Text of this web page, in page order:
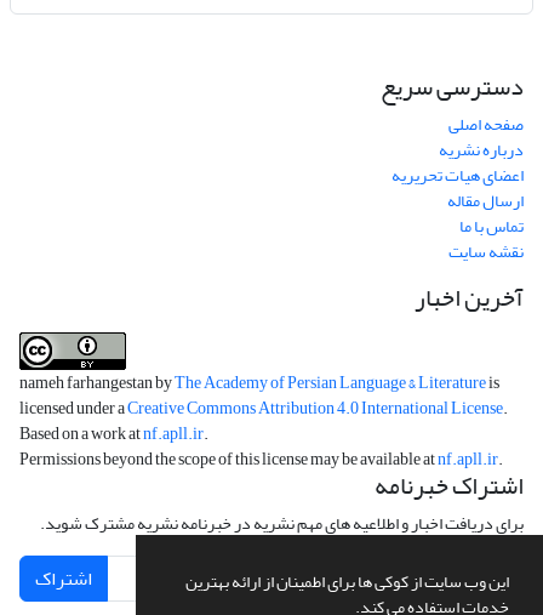
این وب سایت از کوکی ها برای اطمینان از ارائه بهترین
خدمات استفاده می کند.
دسترسی سریع
صفحه اصلی
درباره نشریه
اعضای هیات تحریریه
ارسال مقاله
تماس با ما
نقشه سایت
آخرین اخبار
nameh farhangestan byThe Academy of Persian Language & Literatureis
licensed under aCreative Commons Attribution 4.0 International License.
Based on a work atnf.apll.ir.
Permissions beyond the scope of this license may be available atnf.apll.ir.
اشتراک خبرنامه
برای دریافت اخبار و اطلاعیه های مهم نشریه در خبرنامه نشریه مشترک شوید.
اشتراک